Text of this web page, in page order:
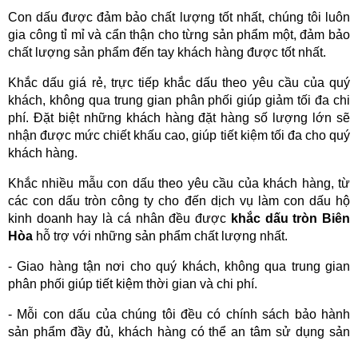
Con dấu được đảm bảo chất lượng tốt nhất, chúng tôi luôn
gia công tỉ mỉ và cẩn thận cho từng sản phẩm một, đảm bảo
chất lượng sản phẩm đến tay khách hàng được tốt nhất.
Khắc dấu giá rẻ, trực tiếp khắc dấu theo yêu cầu của quý
khách, không qua trung gian phân phối giúp giảm tối đa chi
phí. Đặt biệt những khách hàng đặt hàng số lượng lớn sẽ
nhận được mức chiết khấu cao, giúp tiết kiệm tối đa cho quý
khách hàng.
Khắc nhiều mẫu con dấu theo yêu cầu của khách hàng, từ
các con dấu tròn công ty cho đến dịch vụ làm con dấu hộ
kinh doanh hay là cá nhân đều được khắc dấu tròn Biên
Hòa hỗ trợ với những sản phẩm chất lượng nhất.
- Giao hàng tận nơi cho quý khách, không qua trung gian
phân phối giúp tiết kiệm thời gian và chi phí.
- Mỗi con dấu của chúng tôi đều có chính sách bảo hành
sản phẩm đầy đủ, khách hàng có thể an tâm sử dụng sản